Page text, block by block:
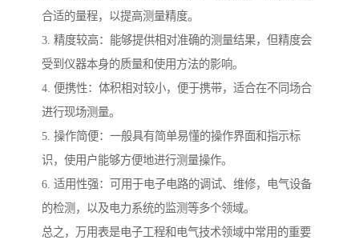
合适的量程，以提高测量精度。
3. 精度较高：能够提供相对准确的测量结果，但精度会
受到仪器本身的质量和使用方法的影响。
4. 便携性：体积相对较小，便于携带，适合在不同场合
进行现场测量。
5. 操作简便：一般具有简单易懂的操作界面和指示标
识，使用户能够方便地进行测量操作。
6. 适用性强：可用于电子电路的调试、维修，电气设备
的检测，以及电力系统的监测等多个领域。
总之，万用表是电子工程和电气技术领域中常用的重要